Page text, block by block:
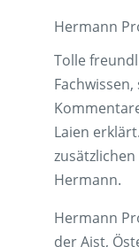
Hermann
Tolle
Laien
Hermann.
Hermann
der Aist,